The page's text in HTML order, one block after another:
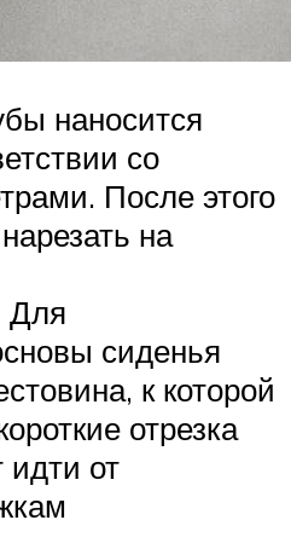
наносится
со
После этого
на
Для
сиденья
к которой
отрезка
идти от